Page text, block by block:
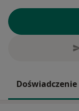
Doświadczenie